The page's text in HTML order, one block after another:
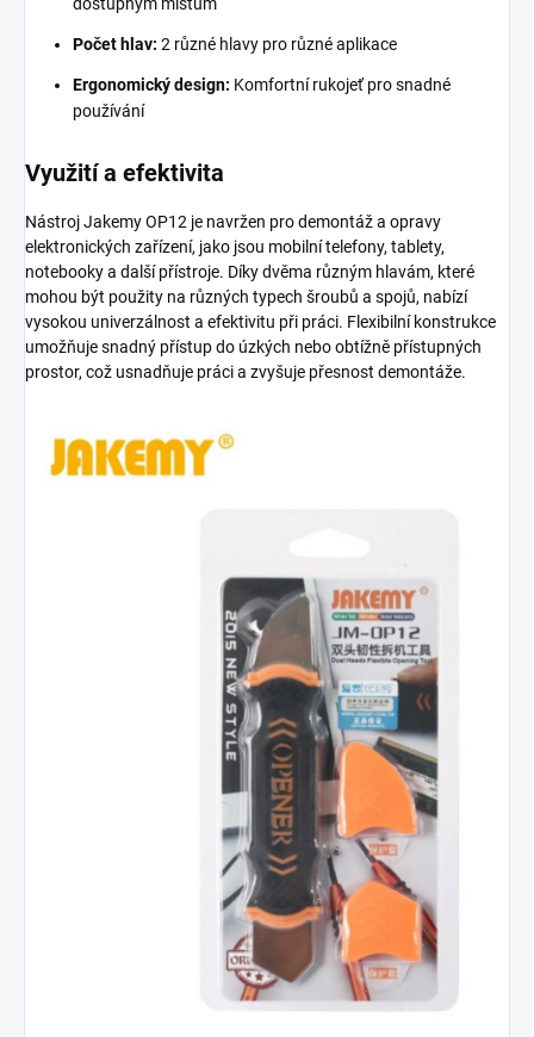
Počet hlav: 2 různé hlavy pro různé aplikace
Ergonomický design: Komfortní rukojeť pro snadné
používání
Využití a efektivita
Nástroj Jakemy OP12 je navržen pro demontáž a opravy
elektronických zařízení, jako jsou mobilní telefony, tablety,
notebooky a další přístroje. Díky dvěma různým hlavám, které
mohou být použity na různých typech šroubů a spojů, nabízí
vysokou univerzálnost a efektivitu při práci. Flexibilní konstrukce
umožňuje snadný přístup do úzkých nebo obtížně přístupných
prostor, což usnadňuje práci a zvyšuje přesnost demontáže.